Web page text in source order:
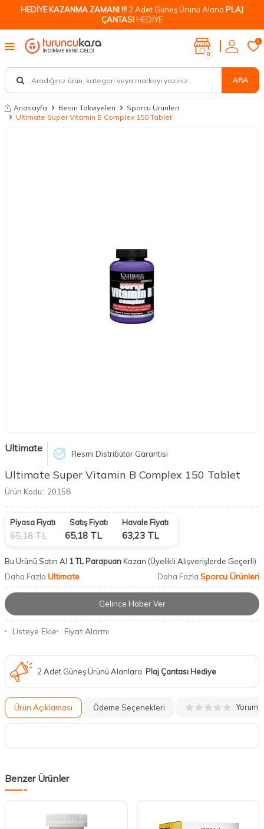
HEDİYE KAZANMA ZAMANI !!! 2 Adet Güneş Ürünü Alana PLAJ
ÇANTASIHEDİYE
ARA
0
0
Anasayfa Besin Takviyeleri
Sporcu Ürünleri
Ultimate Super Vitamin B Complex 150 Tablet
Ultimate Resmi Distribütör Garantisi
Ultimate Super Vitamin B Complex 150 Tablet
Ürün Kodu: 20158
Piyasa Fiyatı
65,18TL
Satış Fiyatı
65,18 TL
Havale Fiyatı
63,23 TL
Bu Ürünü Satın Al 1 TL ParapuanKazan (Üyelikli Alışverişlerde Geçerli)
Daha Fazla Ultimate Daha Fazla Sporcu Ürünleri
Gelince Haber Ver
Listeye Ekle Fiyat Alarmı
2 Adet Güneş Ürünü Alanlara Plaj Çantası Hediye
Ürün Açıklaması Ödeme Seçenekleri Yorum
Benzer Ürünler